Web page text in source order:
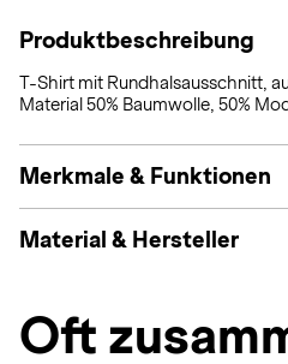
Produktbeschreibung
T-Shirt mit Rundhalsausschnitt,
Material 50% Baumwolle, 50%
Merkmale & Funktionen
Material & Hersteller
Oft